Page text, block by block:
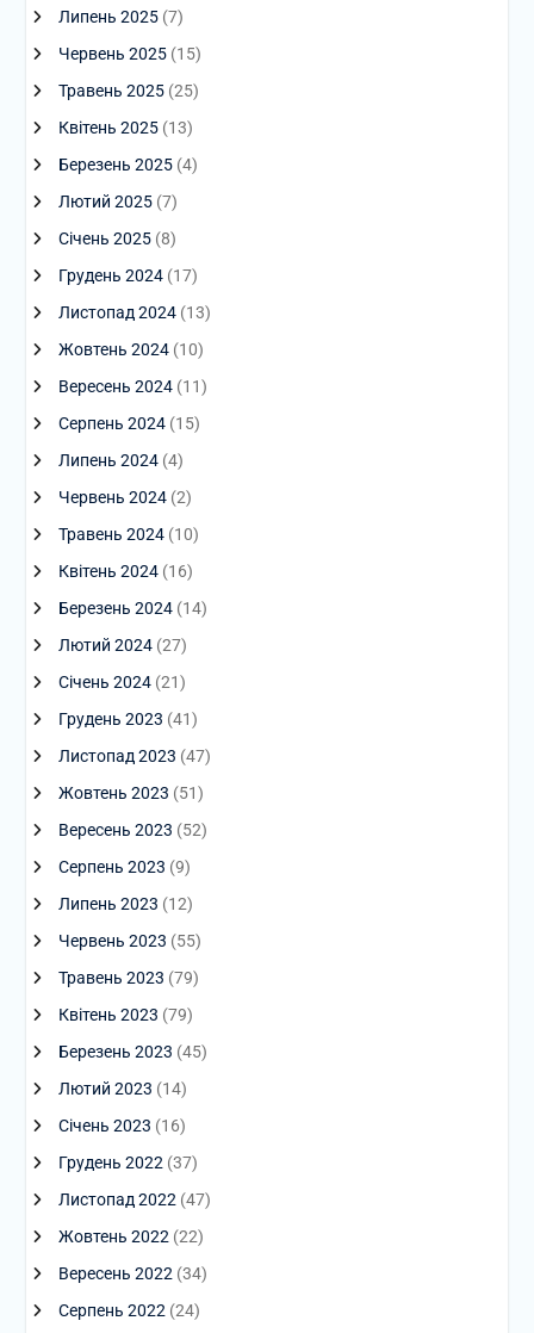
Липень 2025(7)
Червень 2025(15)
Травень 2025(25)
Квітень 2025(13)
Березень 2025(4)
Лютий 2025(7)
Січень 2025(8)
Грудень 2024(17)
Листопад 2024(13)
Жовтень 2024(10)
Вересень 2024(11)
Серпень 2024(15)
Липень 2024(4)
Червень 2024(2)
Травень 2024(10)
Квітень 2024(16)
Березень 2024(14)
Лютий 2024(27)
Січень 2024(21)
Грудень 2023 (41)
Листопад 2023 (47)
Жовтень 2023 (51)
Вересень 2023 (52)
Серпень 2023 (9)
Липень 2023 (12)
Червень 2023 (55)
Травень 2023 (79)
Квітень 2023 (79)
Березень 2023 (45)
Лютий 2023 (14)
Січень 2023 (16)
Грудень 2022 (37)
Листопад 2022 (47)
Жовтень 2022 (22)
Вересень 2022 (34)
Серпень 2022 (24)